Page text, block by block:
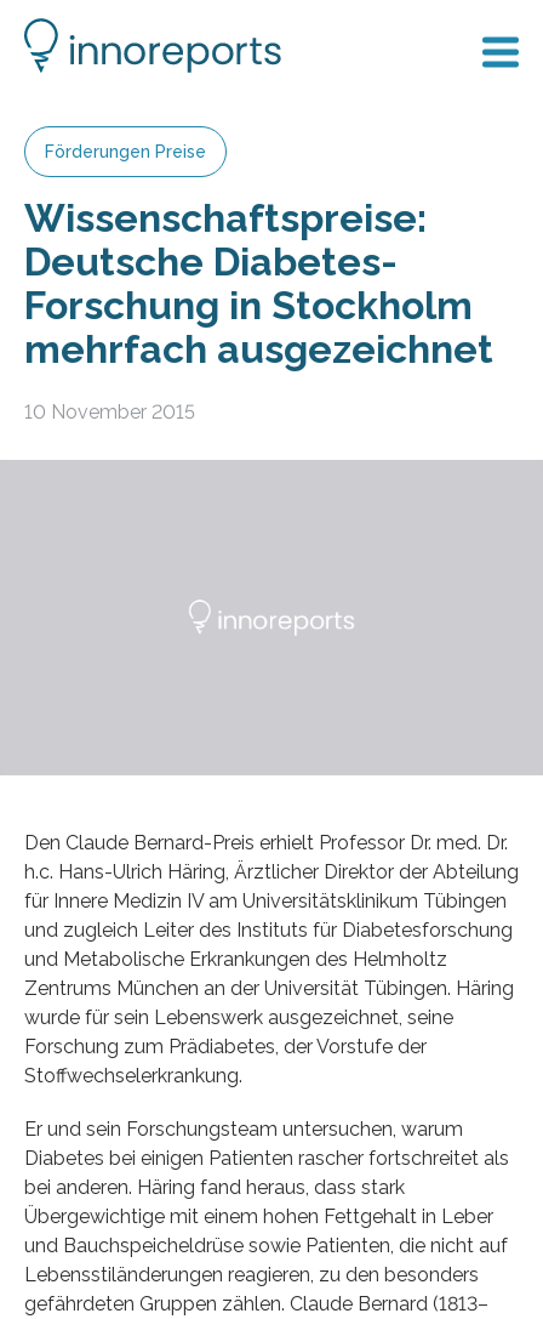
Förderungen Preise
Wissenschaftspreise:
Deutsche Diabetes-
Forschung in Stockholm
mehrfach ausgezeichnet
10 November 2015
Den Claude Bernard-Preis erhielt Professor Dr. med. Dr.
h.c. Hans-Ulrich Häring, Ärztlicher Direktor der Abteilung
für Innere Medizin IV am Universitätsklinikum Tübingen
und zugleich Leiter des Instituts für Diabetesforschung
und Metabolische Erkrankungen des Helmholtz
Zentrums München an der Universität Tübingen. Häring
wurde für sein Lebenswerk ausgezeichnet, seine
Forschung zum Prädiabetes, der Vorstufe der
Stoffwechselerkrankung.
Er und sein Forschungsteam untersuchen, warum
Diabetes bei einigen Patienten rascher fortschreitet als
bei anderen. Häring fand heraus, dass stark
Übergewichtige mit einem hohen Fettgehalt in Leber
und Bauchspeicheldrüse sowie Patienten, die nicht auf
Lebensstiländerungen reagieren, zu den besonders
gefährdeten Gruppen zählen. Claude Bernard (1813–